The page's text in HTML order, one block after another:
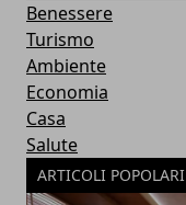
Benessere
Turismo
Ambiente
Economia
Casa
Salute
ARTICOLI POPOLARI